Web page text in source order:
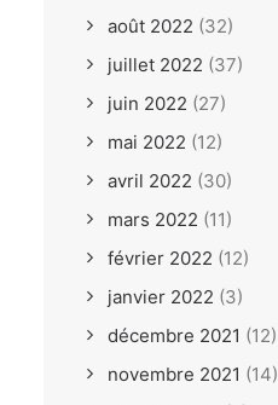
août 2022 (32)
juillet 2022 (37)
juin 2022 (27)
mai 2022 (12)
avril 2022 (30)
mars 2022 (11)
février 2022 (12)
janvier 2022 (3)
décembre 2021 (12)
novembre 2021 (14)